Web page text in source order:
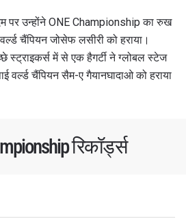
पर उन्होंने ONE Championship का रुख
चैंपियन जोसेफ लसीरी को हराया।
में से एक हैगर्टी ने ग्लोबल स्टेज
वर्ल्ड चैंपियन सैम-ए गैयानघादाओ को हराया
रिकॉर्ड्स